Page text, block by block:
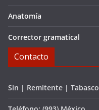
Anatomía
Corrector gramatical
Contacto
Sin | Remitente | Tabasco